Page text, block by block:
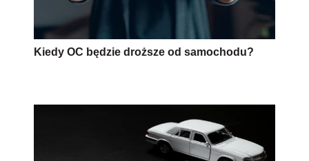
Kiedy OC będzie droższe od samochodu?